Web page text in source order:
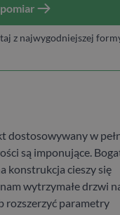
z najwygodniejszej
dostosowywany w
są imponujące.
konstrukcja cieszy się
wytrzymałe drzwi
rozszerzyć parametry